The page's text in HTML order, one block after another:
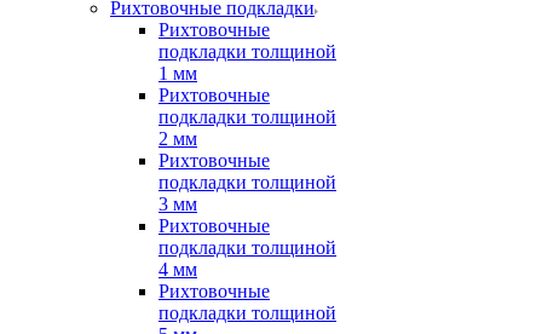
Рихтовочные подкладки
Рихтовочные
подкладки толщиной
1 мм
Рихтовочные
подкладки толщиной
2 мм
Рихтовочные
подкладки толщиной
3 мм
Рихтовочные
подкладки толщиной
4 мм
Рихтовочные
подкладки толщиной